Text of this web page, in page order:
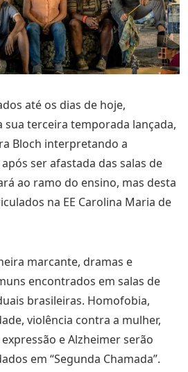
até os dias de hoje,
terceira temporada lançada,
Bloch interpretando a
ser afastada das salas de
ao ramo do ensino, mas desta
na EE Carolina Maria de
marcante, dramas e
encontrados em salas de
brasileiras. Homofobia,
violência contra a mulher,
e Alzheimer serão
em “Segunda Chamada”.